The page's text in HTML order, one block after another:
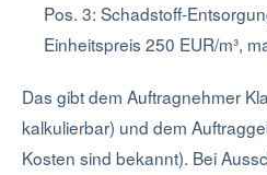
Pos. 3: Schadstoff-
Einheitspreis 250 EUR/m³,
Das gibt dem Auftragnehmer
kalkulierbar) und dem
Kosten sind bekannt). Bei